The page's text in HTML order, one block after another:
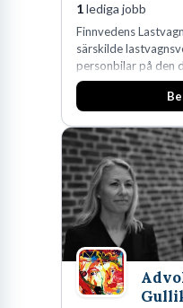
1lediga jobb
Finnvedens
särskilde
personbilar på den
huvudanläggningen
man expanderat
den största privata
Lastvagnar och
orter i södra